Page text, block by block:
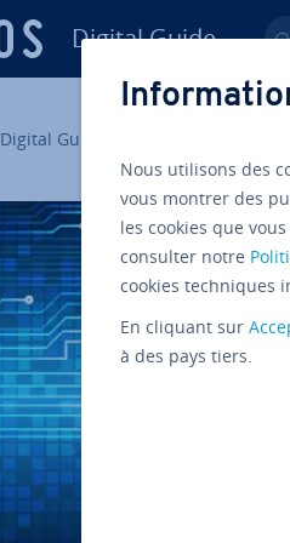
Digital Guide
Digital Guide
Nous utilisons des
vous montrer des
les cookies que
consulter notre
cookies techniques
En cliquant sur
à des pays tiers.